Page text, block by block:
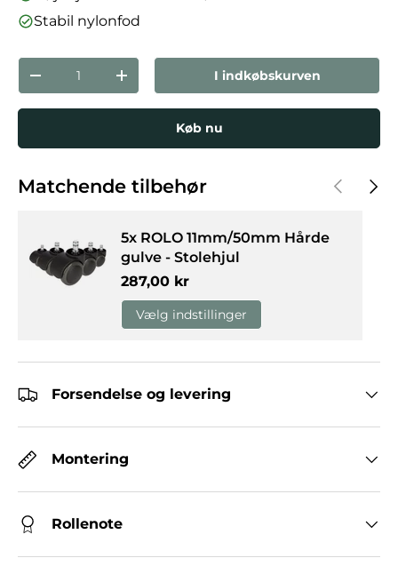
Stabil nylonfod
Antal
Reducer mængdenForøg mængdenI indkøbskurven
Køb nu
Matchende tilbehør Forrige
5x ROLO 11mm/50mm Hårde
gulve - Stolehjul
Normalpris
287,00 kr
Vælg indstillinger
Forsendelse og levering
Montering
Rollenote